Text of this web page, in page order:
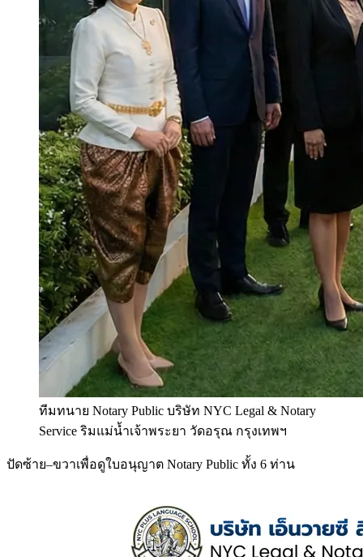
ทีมทนาย Notary Public บริษัท NYC Legal & Notary
Service ริมแม่น้ำเจ้าพระยา วัดอรุณ กรุงเทพฯ
ปัดซ้าย–ขวาเพื่อดูใบอนุญาต Notary Public ทั้ง 6 ท่าน